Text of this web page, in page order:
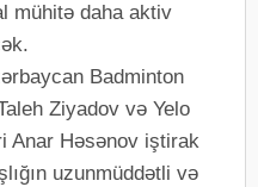
mühitə daha aktiv
Badminton
Ziyadov və Yelo
Anar Həsənov iştirak
uzunmüddətli və